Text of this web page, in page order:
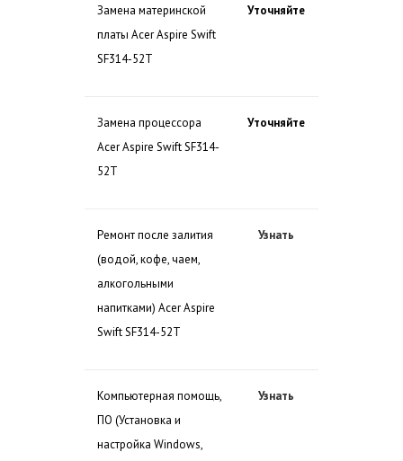
Замена материнской
платы Acer Aspire Swift
SF314-52T
Уточняйте
Замена процессора
Acer Aspire Swift SF314-
52T
Уточняйте
Ремонт после залития
(водой, кофе, чаем,
алкогольными
напитками) Acer Aspire
Swift SF314-52T
Узнать
Компьютерная помощь,
ПО (Установка и
настройка Windows,
Узнать